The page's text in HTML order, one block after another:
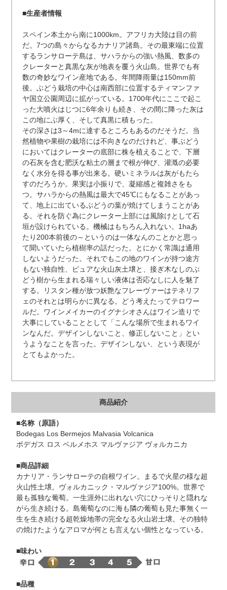
■生産者情報
スペイン本土から南に1000km。アフリカ大陸は目の前
だ。7つの島々からなるカナリア諸島。その最東端に位置
するランサローテ島は、サハラからの強い熱風、数多の
クレーターと真黒な灰が地表を覆う火山島。世界でも有
数の奇妙なワイン産地である。年間降雨量は150mm前
後。ぶどう栽培の中心は南西部に位置するティマンファ
ヤ国立公園周辺に拡がっている。1700年代にここで起こ
った大噴火はじつに6年余りも続き、その間に降った灰は
この地にぶ厚く、そして真黒に積もった。
その深さは3～4mに達するところもあるのだそうだ。当
然植物や果樹の栽培には不向きなのだけれど、事ぶどう
においてはクレーターの底部に株を植えることで、下層
の石灰を含む肥沃な粘土の層まで根が伸び、灌漑の必要
なく水分を得る事が出来る。硬いミネラルは灰がもたら
すのだろうか。果実は小振りで、凝縮感と複雑さをも
つ。サハラからの熱風は最大で45℃にもなることがあっ
て、地上に出ているぶどうの葉が焼けてしまうことがあ
る。それを防ぐ為にクレーター上部には風除けとして石
垣が設けられている。機械はもちろん入れない。1haあ
たり200本前後の～というのは一体なんのことかと思っ
て聞いていたら植樹率の話だった。とにかく常識は通用
しないようだった。それでもこの地のワインが持つ途方
もない独自性、ピュアな火山灰土壌と、接ぎ木なしのぶ
どう樹から生まれる瑞々しい液体は否応なしに人を魅了
する。リスタン種が放つ妖艶なフレーヴァーはテネリフ
ェのそれとは明らかに異なる。どう考えたってテロワー
ルだ。ワインメイカーのイグナシオさんはワイン造りで
大事にしていることとして「こんな場所で生まれるワイ
ンなんだ。デザインしないこと、修正しないこと」とい
うようなことを言った。デザインしない、という表現が
とてもよかった。
商品紹介
■名称（原語）
Bodegas Los Bermejos Malvasia Volcanica
ボデガス ロス ベルメホス マルヴァジア ヴォルカニカ
■商品詳細
カナリア・ランサローテの自根ワイン。まるで火星の様な超
火山性土壌。ヴォルカニック・マルヴァジア100%。世界で
最も孤独な葡萄。一生涯外に出れない穴にひっそりと隠れな
がら生き続ける。島葡萄なのに海も隣の葡萄も見た事無く一
生を生き続ける超乾燥地帯の完全なる火山岩土壌。その独特
の焼けたようなアロマが何とも言えない個性となっている。
■味わい
■品種